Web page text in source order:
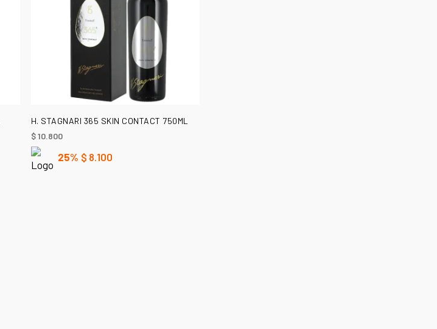
AÑADIR AL CARRITO
H. STAGNARI 365 SKIN CONTACT 750ML
$10.800
25% $ 8.100